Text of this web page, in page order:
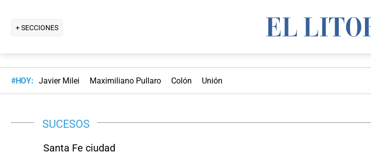
+ SECCIONES
#HOY: Javier Milei Maximiliano Pullaro Colón Unión
SUCESOS
Santa Fe ciudad